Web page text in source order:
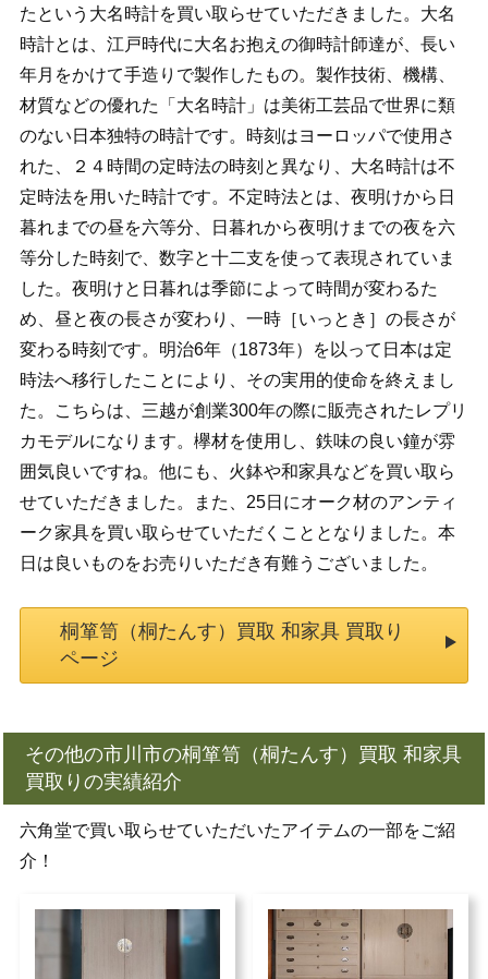
たという大名時計を買い取らせていただきました。大名
時計とは、江戸時代に大名お抱えの御時計師達が、長い
年月をかけて手造りで製作したもの。製作技術、機構、
材質などの優れた「大名時計」は美術工芸品で世界に類
のない日本独特の時計です。時刻はヨーロッパで使用さ
れた、２４時間の定時法の時刻と異なり、大名時計は不
定時法を用いた時計です。不定時法とは、夜明けから日
暮れまでの昼を六等分、日暮れから夜明けまでの夜を六
等分した時刻で、数字と十二支を使って表現されていま
した。夜明けと日暮れは季節によって時間が変わるた
め、昼と夜の長さが変わり、一時［いっとき］の長さが
変わる時刻です。明治6年（1873年）を以って日本は定
時法へ移行したことにより、その実用的使命を終えまし
た。こちらは、三越が創業300年の際に販売されたレプリ
カモデルになります。欅材を使用し、鉄味の良い鐘が雰
囲気良いですね。他にも、火鉢や和家具などを買い取ら
せていただきました。また、25日にオーク材のアンティ
ーク家具を買い取らせていただくこととなりました。本
日は良いものをお売りいただき有難うございました。
桐箪笥（桐たんす）買取 和家具 買取り
ページ
その他の市川市の桐箪笥（桐たんす）買取 和家具
買取りの実績紹介
六角堂で買い取らせていただいたアイテムの一部をご紹
介！